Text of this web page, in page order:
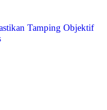
Tamping Objektif